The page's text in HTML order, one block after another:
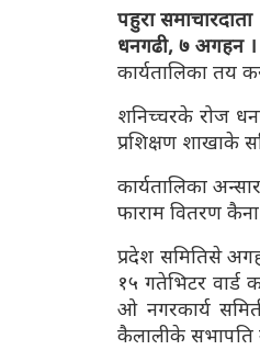
पहुरा समाचारदाता
धनगढी, ७ अगहन ।
कार्यतालिका तय
शनिच्चरके रोज
प्रशिक्षण शाखाके
कार्यतालिका
फाराम वितरण
प्रदेश समितिसे
१५ गतेभिटर वार्ड
ओ नगरकार्य
कैलालीके सभापति